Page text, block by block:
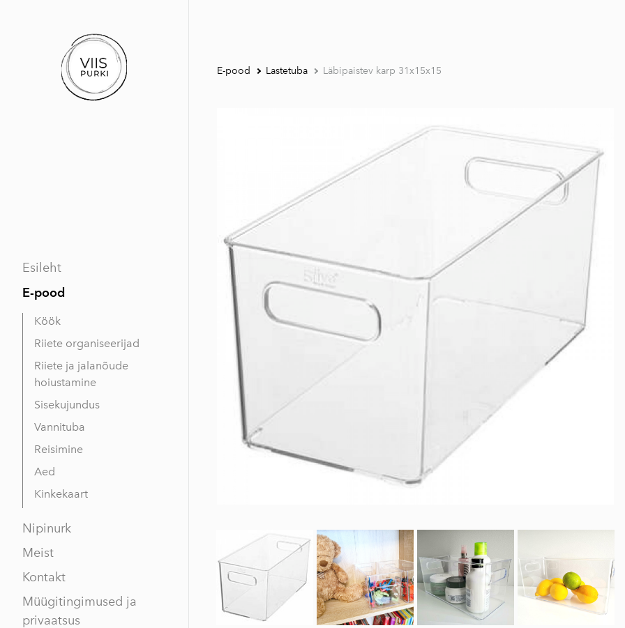
Esileht
E-pood
Köök
Riiete organiseerijad
Riiete ja jalanõude
hoiustamine
Sisekujundus
Vannituba
Reisimine
Aed
Kinkekaart
Nipinurk
Meist
Kontakt
Müügitingimused ja
privaatsus
E-pood Lastetuba Läbipaistev karp 31x15x15